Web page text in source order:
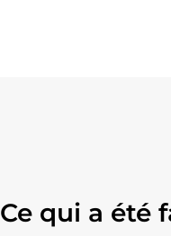
Ce qui a été